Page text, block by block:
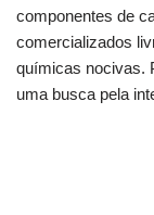
componentes de
comercializados
químicas nocivas.
uma busca pela